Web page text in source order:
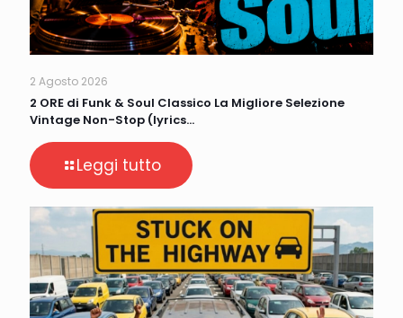
2 Agosto 2026
2 ORE di Funk & Soul Classico La Migliore Selezione
Vintage Non-Stop (lyrics…
Leggi tutto